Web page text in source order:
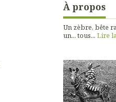
À propos
Un zèbre, bête
un... tous... Lire